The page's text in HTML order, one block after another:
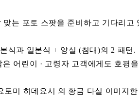
맞는 포토 스팟을 준비하고 기다리고
식과 일본식 + 양실 (침대)의 2 패턴.
어린이 · 고령자 고객에게도 호평
토미 히데요시 의 황금 다실 이미지